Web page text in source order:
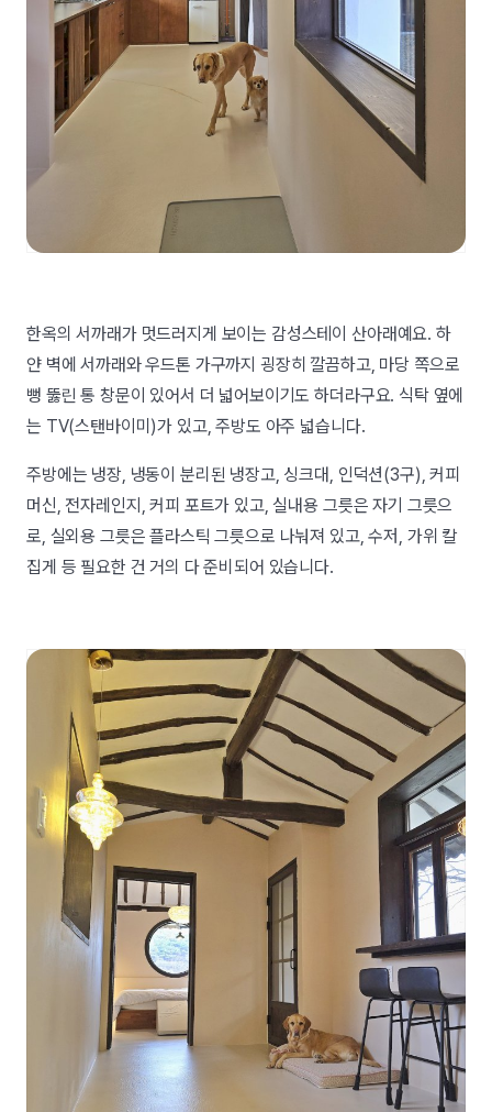
한옥의 서까래가 멋드러지게 보이는 감성스테이 산아래예요. 하
얀 벽에 서까래와 우드톤 가구까지 굉장히 깔끔하고, 마당 쪽으로
뻥 뚫린 통 창문이 있어서 더 넓어보이기도 하더라구요. 식탁 옆에
는 TV(스탠바이미)가 있고, 주방도 아주 넓습니다.
주방에는 냉장, 냉동이 분리된 냉장고, 싱크대, 인덕션(3구), 커피
머신, 전자레인지, 커피 포트가 있고, 실내용 그릇은 자기 그릇으
로, 실외용 그릇은 플라스틱 그릇으로 나눠져 있고, 수저, 가위 칼
집게 등 필요한 건 거의 다 준비되어 있습니다.